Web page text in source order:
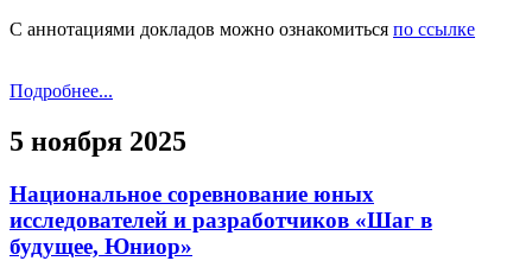
С аннотациями докладов можно ознакомиться по ссылке
Подробнее...
5 ноября 2025
Национальное соревнование юных
исследователей и разработчиков «Шаг в
будущее, Юниор»